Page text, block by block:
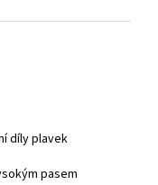
díly plavek
pasem